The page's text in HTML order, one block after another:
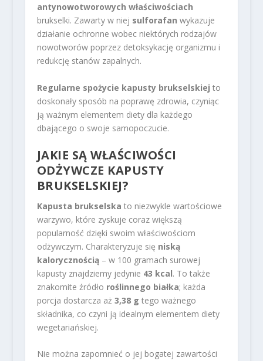
antynowotworowych właściwościach
brukselki. Zawarty w niej sulforafan wykazuje
działanie ochronne wobec niektórych rodzajów
nowotworów poprzez detoksykację organizmu i
redukcję stanów zapalnych.
Regularne spożycie kapusty brukselskiej to
doskonały sposób na poprawę zdrowia, czyniąc
ją ważnym elementem diety dla każdego
dbającego o swoje samopoczucie.
JAKIE SĄ WŁAŚCIWOŚCI
ODŻYWCZE KAPUSTY
BRUKSELSKIEJ?
Kapusta brukselska to niezwykle wartościowe
warzywo, które zyskuje coraz większą
popularność dzięki swoim właściwościom
odżywczym. Charakteryzuje się niską
kalorycznością– w 100 gramach surowej
kapusty znajdziemy jedynie 43 kcal. To także
znakomite źródło roślinnego białka; każda
porcja dostarcza aż 3,38 g tego ważnego
składnika, co czyni ją idealnym elementem diety
wegetariańskiej.
Nie można zapomnieć o jej bogatej zawartości